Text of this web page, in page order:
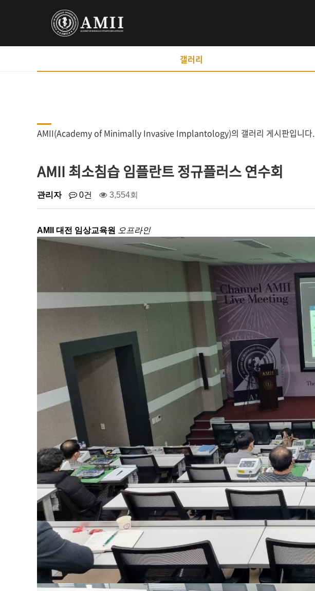
갤러리
AMII(Academy of Minimally Invasive Implantology)의 갤러리 게시판입니다.
AMII 최소침습 임플란트 정규플러스 연수회
관리자 0건 3,554회
AMII 대전 임상교육원 오프라인